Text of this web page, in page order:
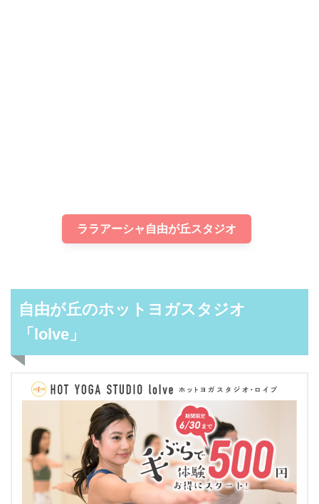
ララアーシャ自由が丘スタジオ
自由が丘のホットヨガスタジオ
「lolve」